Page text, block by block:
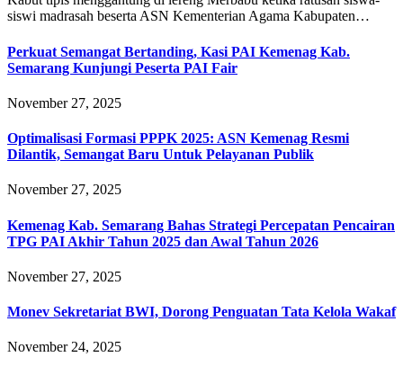
siswi madrasah beserta ASN Kementerian Agama Kabupaten…
Perkuat Semangat Bertanding, Kasi PAI Kemenag Kab.
Semarang Kunjungi Peserta PAI Fair
November 27, 2025
Optimalisasi Formasi PPPK 2025: ASN Kemenag Resmi
Dilantik, Semangat Baru Untuk Pelayanan Publik
November 27, 2025
Kemenag Kab. Semarang Bahas Strategi Percepatan Pencairan
TPG PAI Akhir Tahun 2025 dan Awal Tahun 2026
November 27, 2025
Monev Sekretariat BWI, Dorong Penguatan Tata Kelola Wakaf
November 24, 2025